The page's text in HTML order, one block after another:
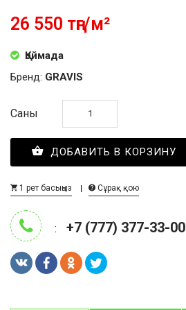
26 550 тңг/м²
Қоймада
Бренд: GRAVIS
Саны
ДОБАВИТЬ В КОРЗИНУ
1 рет басыңыз Сұрақ қою
: +7 (777) 377-33-00